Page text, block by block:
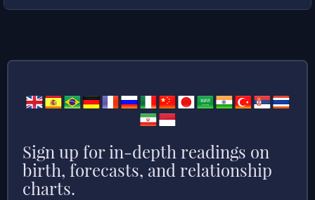
Sign up for in-depth readings on
birth, forecasts, and relationship
charts.